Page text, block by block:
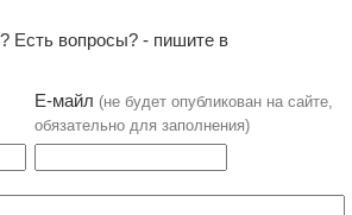
Есть вопросы? - пишите в
Е-майл (не будет опубликован на сайте,
обязательно для заполнения)